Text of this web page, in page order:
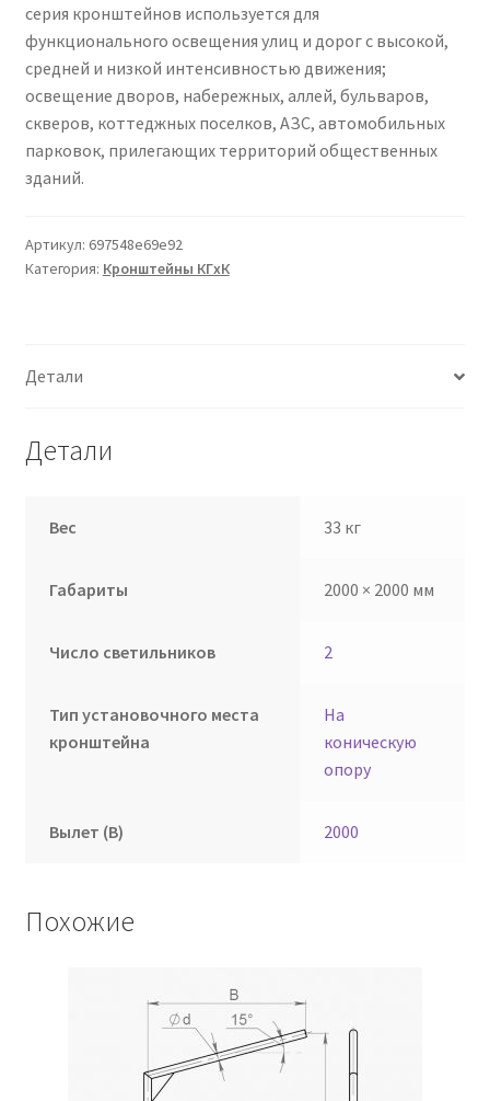
Сертификаты
Таблица выбора вводного щитка
серия кронштейнов используется для
функционального освещения улиц и дорог с высокой,
средней и низкой интенсивностью движения;
освещение дворов, набережных, аллей, бульваров,
скверов, коттеджных поселков, АЗС, автомобильных
парковок, прилегающих территорий общественных
зданий.
Артикул: 697548e69e92
Категория: Кронштейны КГxК
Детали
Детали
Вес 33 кг
Габариты 2000 × 2000 мм
Число светильников 2
Тип установочного места
кронштейна
На
коническую
опору
Вылет (В) 2000
Похожие